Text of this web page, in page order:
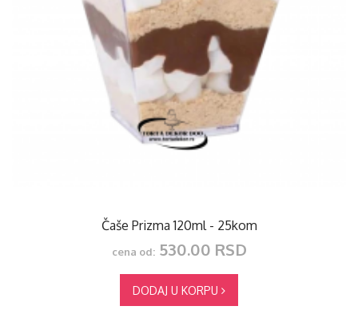
Čaše Prizma 120ml - 25kom
cena od:530.00 RSD
DODAJ U KORPU